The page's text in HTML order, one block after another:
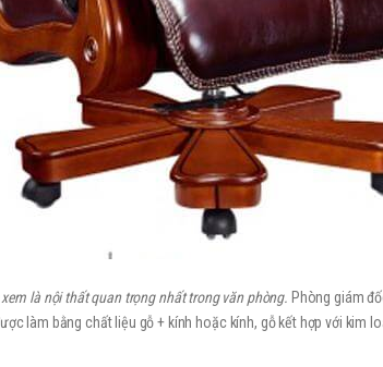
là nội thất quan trọng nhất trong văn phòng. Phòng giám
làm bằng chất liệu gỗ + kính hoặc kính, gỗ kết hợp với kim